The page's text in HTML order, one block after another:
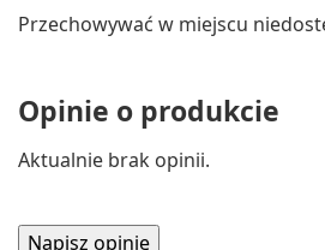
Przechowywać w miejscu
Opinie o produkcie
Aktualnie brak opinii.